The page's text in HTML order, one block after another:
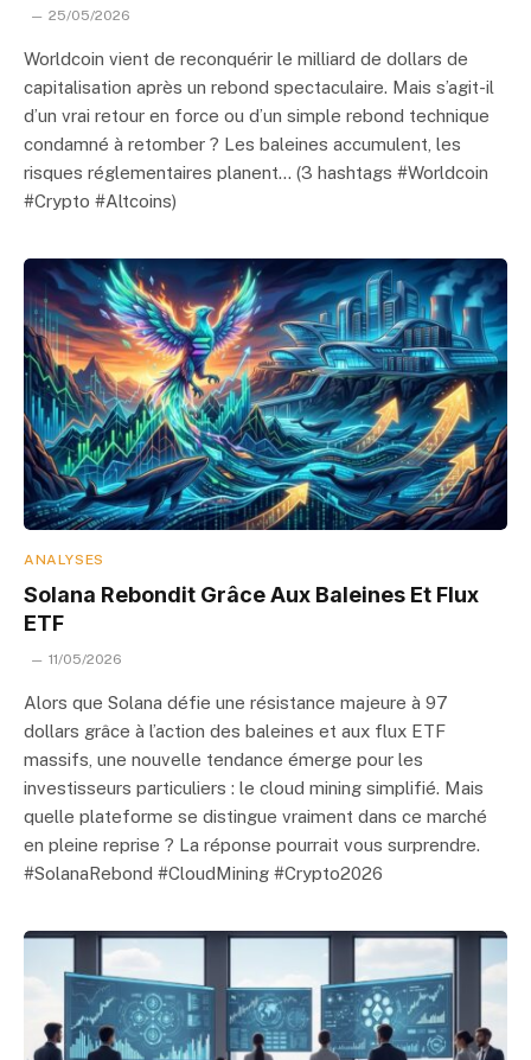
25/05/2026
Worldcoin vient de reconquérir le milliard de dollars de
capitalisation après un rebond spectaculaire. Mais s’agit-il
d’un vrai retour en force ou d’un simple rebond technique
condamné à retomber ? Les baleines accumulent, les
risques réglementaires planent… (3 hashtags #Worldcoin
#Crypto #Altcoins)
ANALYSES
Solana Rebondit Grâce Aux Baleines Et Flux
ETF
11/05/2026
Alors que Solana défie une résistance majeure à 97
dollars grâce à l’action des baleines et aux flux ETF
massifs, une nouvelle tendance émerge pour les
investisseurs particuliers : le cloud mining simplifié. Mais
quelle plateforme se distingue vraiment dans ce marché
en pleine reprise ? La réponse pourrait vous surprendre.
#SolanaRebond #CloudMining #Crypto2026